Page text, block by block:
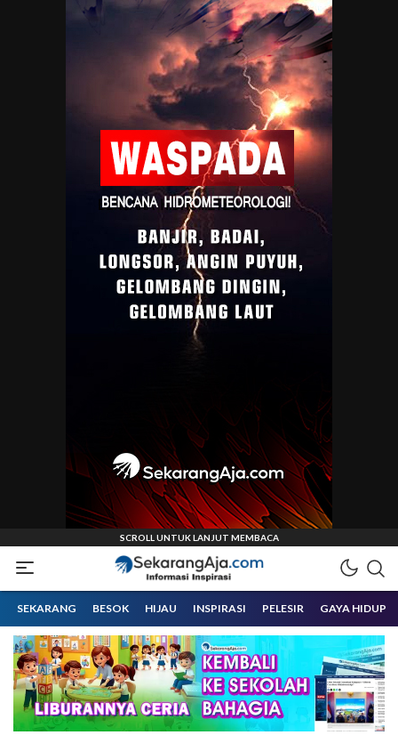
Sekarangaja
Informasi Inspirasi Malang Raya
SEKARANG BESOK HIJAU INSPIRASI PELESIR GAYA HIDUP